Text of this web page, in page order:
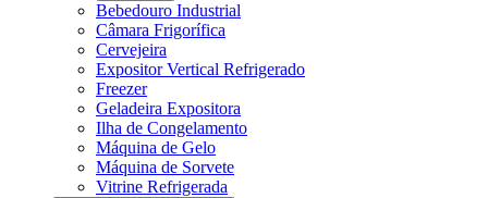
Bebedouro Industrial
Câmara Frigorífica
Cervejeira
Expositor Vertical Refrigerado
Freezer
Geladeira Expositora
Ilha de Congelamento
Máquina de Gelo
Máquina de Sorvete
Vitrine Refrigerada